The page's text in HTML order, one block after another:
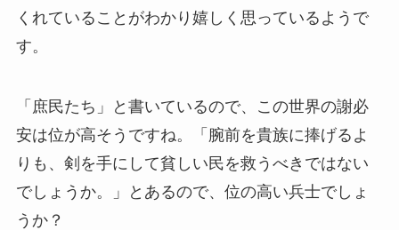
くれていることがわかり嬉しく思っているようで
す。
「庶民たち」と書いているので、この世界の謝必
安は位が高そうですね。「腕前を貴族に捧げるよ
りも、剣を手にして貧しい民を救うべきではない
でしょうか。」とあるので、位の高い兵士でしょ
うか？